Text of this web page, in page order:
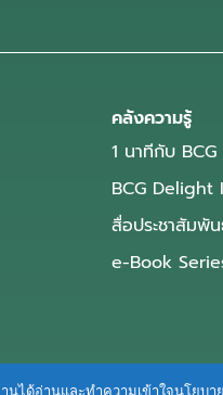
คลังความรู้
1 นาทีกับ BCG
BCG
สื่อประชาสัมพั
e-Book
นได้อ่านและทำความเข้าใจนโ